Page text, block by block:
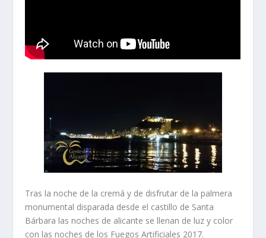
Tras la noche de la cremá y de disfrutar de la palmera
monumental disparada desde el castillo de Santa
Bárbara las noches de alicante se llenan de luz y color
con las noches de los Fuegos Artificiales 2017.